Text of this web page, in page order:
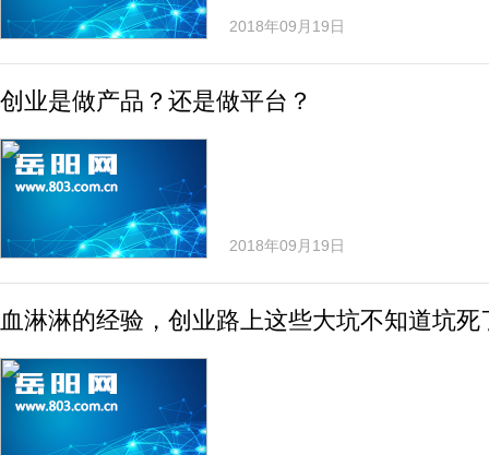
2018年09月19日
创业是做产品？还是做平台？
2018年09月19日
血淋淋的经验，创业路上这些大坑不知道坑